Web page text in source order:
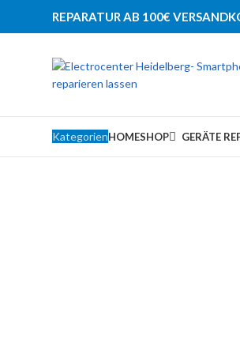
REPARATUR AB 100€
KategorienHOMESHOP GERÄTE